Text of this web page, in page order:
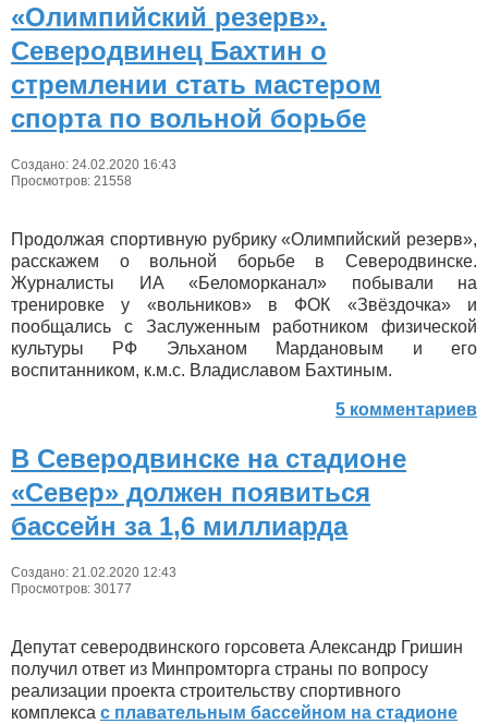
«Олимпийский резерв».
Северодвинец Бахтин о
стремлении стать мастером
спорта по вольной борьбе
Создано: 24.02.2020 16:43
Просмотров: 21558
Продолжая спортивную рубрику «Олимпийский резерв»,
расскажем о вольной борьбе в Северодвинске.
Журналисты ИА «Беломорканал» побывали на
тренировке у «вольников» в ФОК «Звёздочка» и
пообщались с Заслуженным работником физической
культуры РФ Эльханом Мардановым и его
воспитанником, к.м.с. Владиславом Бахтиным.
5 комментариев
В Северодвинске на стадионе
«Север» должен появиться
бассейн за 1,6 миллиарда
Создано: 21.02.2020 12:43
Просмотров: 30177
Депутат северодвинского горсовета Александр Гришин
получил ответ из Минпромторга страны по вопросу
реализации проекта строительству спортивного
комплекса с плавательным бассейном на стадионе